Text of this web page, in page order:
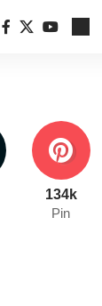
134k
Pin